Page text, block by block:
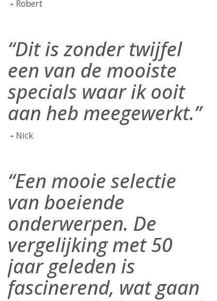
Robert
“Dit is zonder twijfel
een van de mooiste
specials waar ik ooit
aan heb meegewerkt.”
Nick
“Een mooie selectie
van boeiende
onderwerpen. De
vergelijking met 50
jaar geleden is
fascinerend, wat gaan